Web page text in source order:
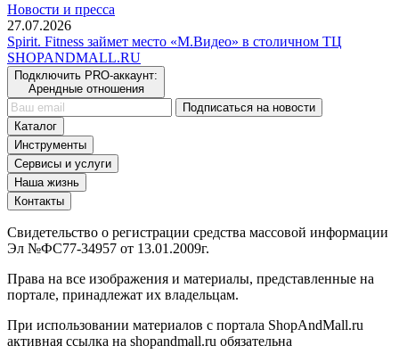
Новости и пресса
27.07.2026
Spirit. Fitness займет место «М.Видео» в столичном ТЦ
SHOPANDMALL.RU
Подключить PRO-аккаунт:
Арендные отношения
Подписаться на новости
Каталог
Инструменты
Сервисы и услуги
Наша жизнь
Контакты
Свидетельство о регистрации средства массовой информации
Эл №ФС77-34957 от 13.01.2009г.
Права на все изображения и материалы, представленные на
портале, принадлежат их владельцам.
При использовании материалов с портала ShopAndMall.ru
активная ссылка на shopandmall.ru обязательна